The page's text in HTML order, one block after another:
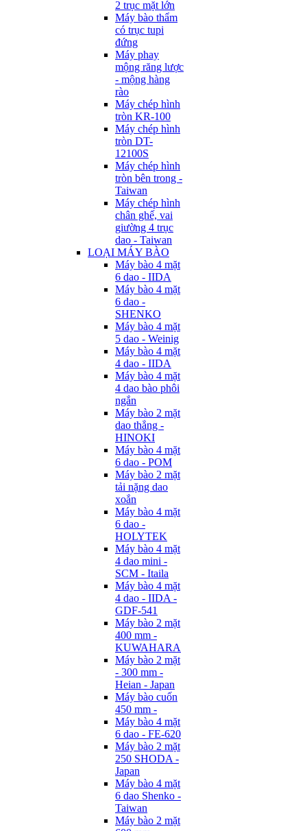
2 trục mặt lớn
Máy bào thẩm
có trục tupi
đứng
Máy phay
mộng răng lược
- mộng hàng
rào
Máy chép hình
tròn KR-100
Máy chép hình
tròn DT-
12100S
Máy chép hình
tròn bên trong -
Taiwan
Máy chép hình
chân ghế, vai
giường 4 trục
dao - Taiwan
LOẠI MÁY BÀO
Máy bào 4 mặt
6 dao - IIDA
Máy bào 4 mặt
6 dao -
SHENKO
Máy bào 4 mặt
5 dao - Weinig
Máy bào 4 mặt
4 dao - IIDA
Máy bào 4 mặt
4 dao bào phôi
ngắn
Máy bào 2 mặt
dao thẳng -
HINOKI
Máy bào 4 mặt
6 dao - POM
Máy bào 2 mặt
tải nặng dao
xoắn
Máy bào 4 mặt
6 dao -
HOLYTEK
Máy bào 4 mặt
4 dao mini -
SCM - Itaila
Máy bào 4 mặt
4 dao - IIDA -
GDF-541
Máy bào 2 mặt
400 mm -
KUWAHARA
Máy bào 2 mặt
- 300 mm -
Heian - Japan
Máy bào cuốn
450 mm -
Máy bào 4 mặt
6 dao - FE-620
Máy bào 2 mặt
250 SHODA -
Japan
Máy bào 4 mặt
6 dao Shenko -
Taiwan
Máy bào 2 mặt